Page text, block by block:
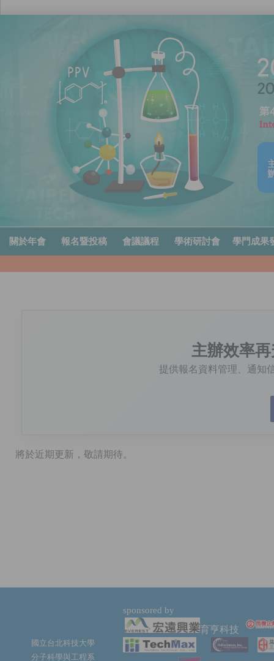
關於年會 報名暨投稿 會議議程 學術研討會 學門成果
主辦效率
提供報名資料管理、通知
將於近期更新，敬請期待。
國立台北科技大學
分子科學與工程系
sponsored by
育亨科技